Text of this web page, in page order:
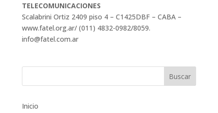
TELECOMUNICACIONES
Scalabrini Ortiz 2409 piso 4 – C1425DBF – CABA –
www.fatel.org.ar/ (011) 4832-0982/8059.
info@fatel.com.ar
Inicio